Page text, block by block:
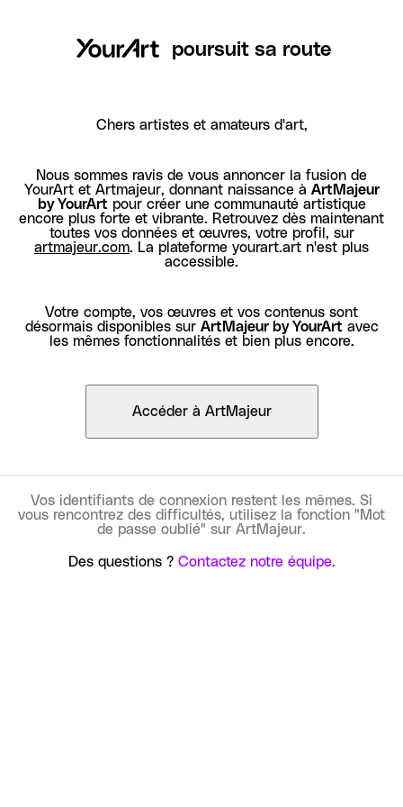
poursuit sa route
Chers artistes et amateurs d'art,
Nous sommes ravis de vous annoncer la fusion de
YourArt et Artmajeur, donnant naissance à ArtMajeur
by YourArt pour créer une communauté artistique
encore plus forte et vibrante. Retrouvez dès maintenant
toutes vos données et œuvres, votre profil, sur
artmajeur.com. La plateforme yourart.art n'est plus
accessible.
Votre compte, vos œuvres et vos contenus sont
désormais disponibles sur ArtMajeur by YourArt avec
les mêmes fonctionnalités et bien plus encore.
Accéder à ArtMajeur
Vos identifiants de connexion restent les mêmes. Si
vous rencontrez des difficultés, utilisez la fonction "Mot
de passe oublié" sur ArtMajeur.
Des questions ? Contactez notre équipe.